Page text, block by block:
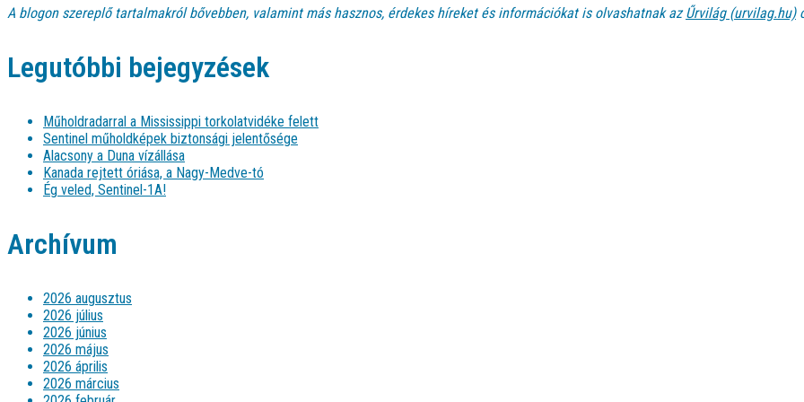
A blogon szereplő tartalmakról bővebben, valamint más hasznos, érdekes híreket és információkat is olvashatnak azŰrvilág (urvilag.hu)
Legutóbbi bejegyzések
Műholdradarral a Mississippi torkolatvidéke felett
Sentinel műholdképek biztonsági jelentősége
Alacsony a Duna vízállása
Kanada rejtett óriása, a Nagy-Medve-tó
Ég veled, Sentinel-1A!
Archívum
2026 augusztus
2026 július
2026 június
2026 május
2026 április
2026 március